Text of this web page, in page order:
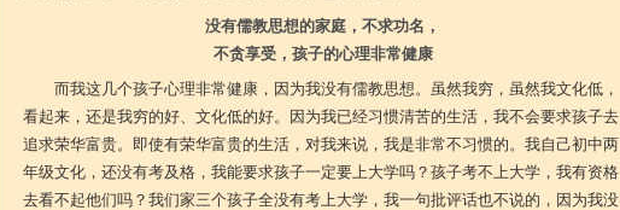
没有儒教思想的家庭，不求功名，
不贪享受，孩子的心理非常健康
而我这几个孩子心理非常健康，因为我没有儒教思想。虽然我穷，虽然我文化低，
看起来，还是我穷的好、文化低的好。因为我已经习惯清苦的生活，我不会要求孩子去
追求荣华富贵。即使有荣华富贵的生活，对我来说，我是非常不习惯的。我自己初中两
年级文化，还没有考及格，我能要求孩子一定要上大学吗？孩子考不上大学，我有资格
去看不起他们吗？我们家三个孩子全没有考上大学，我一句批评话也不说的，因为我没